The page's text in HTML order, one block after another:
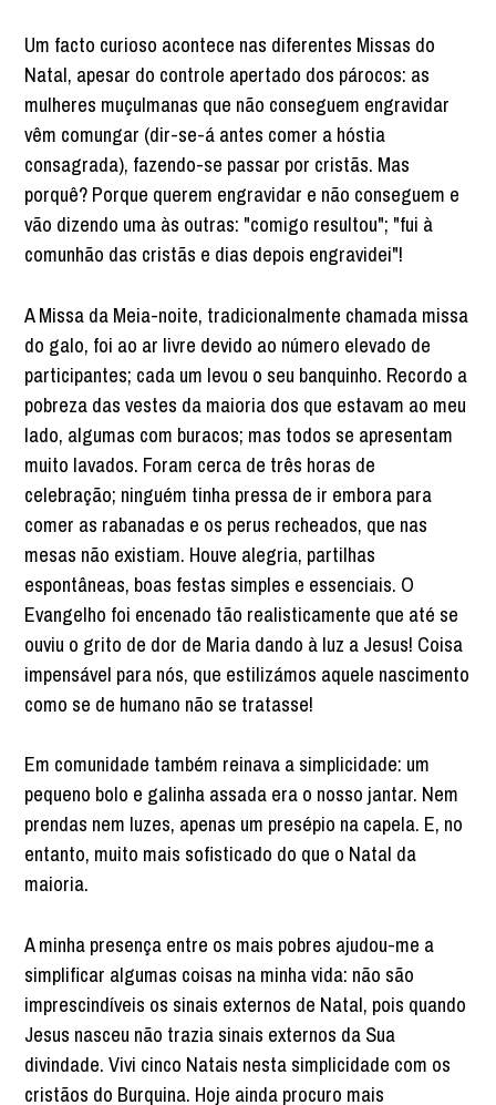
Um facto curioso acontece nas diferentes Missas do
Natal, apesar do controle apertado dos párocos: as
mulheres muçulmanas que não conseguem engravidar
vêm comungar (dir-se-á antes comer a hóstia
consagrada), fazendo-se passar por cristãs. Mas
porquê? Porque querem engravidar e não conseguem e
vão dizendo uma às outras: "comigo resultou"; "fui à
comunhão das cristãs e dias depois engravidei"!
A Missa da Meia-noite, tradicionalmente chamada missa
do galo, foi ao ar livre devido ao número elevado de
participantes; cada um levou o seu banquinho. Recordo a
pobreza das vestes da maioria dos que estavam ao meu
lado, algumas com buracos; mas todos se apresentam
muito lavados. Foram cerca de três horas de
celebração; ninguém tinha pressa de ir embora para
comer as rabanadas e os perus recheados, que nas
mesas não existiam. Houve alegria, partilhas
espontâneas, boas festas simples e essenciais. O
Evangelho foi encenado tão realisticamente que até se
ouviu o grito de dor de Maria dando à luz a Jesus! Coisa
impensável para nós, que estilizámos aquele nascimento
como se de humano não se tratasse!
Em comunidade também reinava a simplicidade: um
pequeno bolo e galinha assada era o nosso jantar. Nem
prendas nem luzes, apenas um presépio na capela. E, no
entanto, muito mais sofisticado do que o Natal da
maioria.
A minha presença entre os mais pobres ajudou-me a
simplificar algumas coisas na minha vida: não são
imprescindíveis os sinais externos de Natal, pois quando
Jesus nasceu não trazia sinais externos da Sua
divindade. Vivi cinco Natais nesta simplicidade com os
cristãos do Burquina. Hoje ainda procuro mais